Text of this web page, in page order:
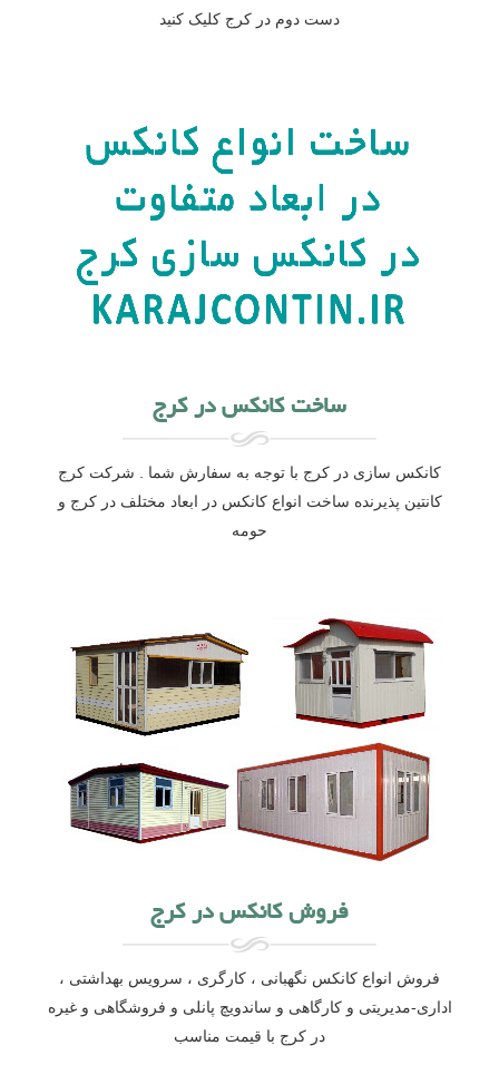
دست دوم در کرج کلیک کنید
ساخت کانکس در کرج
کانکس سازی در کرج با توجه به سفارش شما . شرکت کرج
کانتین پذیرنده ساخت انواع کانکس در ابعاد مختلف در کرج و
حومه
فروش کانکس در کرج
فروش انواع کانکس نگهبانی ، کارگری ، سرویس بهداشتی ،
اداری-مدیریتی و کارگاهی و ساندویچ پانلی و فروشگاهی و غیره
در کرج با قیمت مناسب